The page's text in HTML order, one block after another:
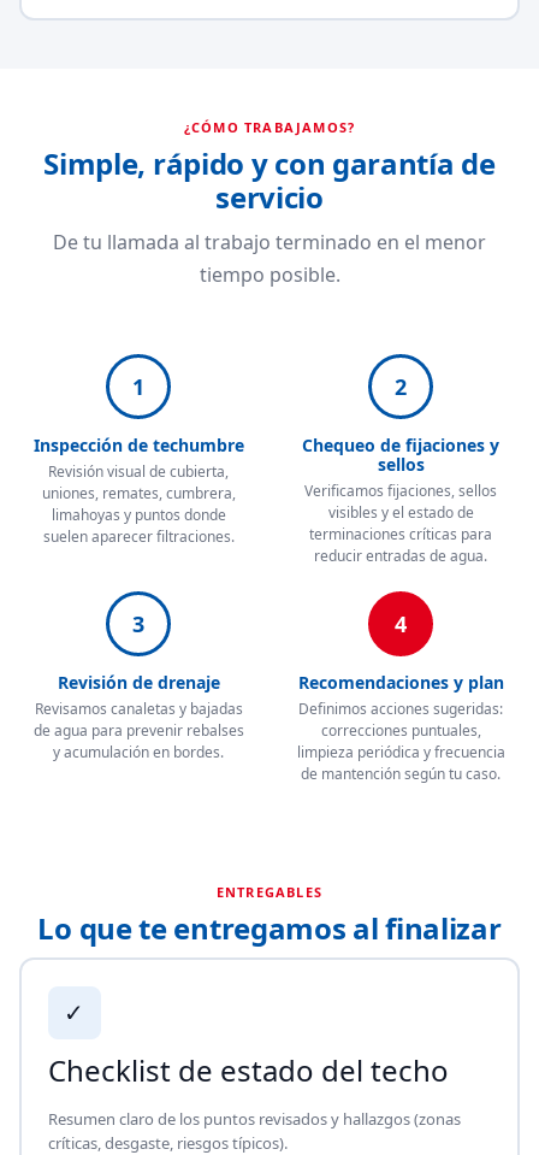
¿CÓMO TRABAJAMOS?
Simple, rápido y con garantía de
servicio
De tu llamada al trabajo terminado en el menor
tiempo posible.
1
Inspección de techumbre
Revisión visual de cubierta,
uniones, remates, cumbrera,
limahoyas y puntos donde
suelen aparecer filtraciones.
2
Chequeo de fijaciones y
sellos
Verificamos fijaciones, sellos
visibles y el estado de
terminaciones críticas para
reducir entradas de agua.
3
Revisión de drenaje
Revisamos canaletas y bajadas
de agua para prevenir rebalses
y acumulación en bordes.
4
Recomendaciones y plan
Definimos acciones sugeridas:
correcciones puntuales,
limpieza periódica y frecuencia
de mantención según tu caso.
ENTREGABLES
Lo que te entregamos al finalizar
✓
Checklist de estado del techo
Resumen claro de los puntos revisados y hallazgos (zonas
críticas, desgaste, riesgos típicos).